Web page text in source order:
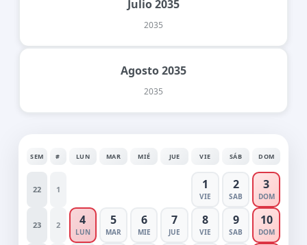
Julio 2035
2035
Agosto 2035
2035
SEM # LUN MAR MIÉ JUE VIE SÁB DOM
22 1 1
VIE
2
SAB
3
DOM
23 2 4
LUN
5
MAR
6
MIE
7
JUE
8
VIE
9
SAB
10
DOM